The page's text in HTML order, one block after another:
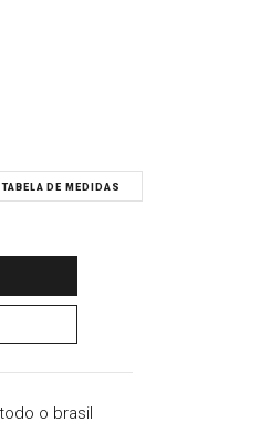
o brasil